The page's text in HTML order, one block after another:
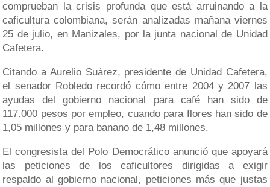
comprueban la crisis profunda que está arruinando a la
caficultura colombiana, serán analizadas mañana viernes
25 de julio, en Manizales, por la junta nacional de Unidad
Cafetera.
Citando a Aurelio Suárez, presidente de Unidad Cafetera,
el senador Robledo recordó cómo entre 2004 y 2007 las
ayudas del gobierno nacional para café han sido de
117.000 pesos por empleo, cuando para flores han sido de
1,05 millones y para banano de 1,48 millones.
El congresista del Polo Democrático anunció que apoyará
las peticiones de los caficultores dirigidas a exigir
respaldo al gobierno nacional, peticiones más que justas